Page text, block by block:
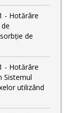
- Hotărâre
de
- Hotărâre
Sistemul
utilizând